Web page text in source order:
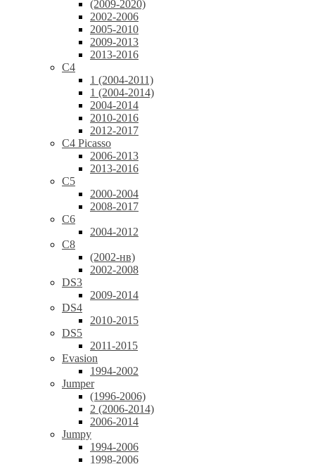
(2009-2020)
2002-2006
2005-2010
2009-2013
2013-2016
C4
1 (2004-2011)
1 (2004-2014)
2004-2014
2010-2016
2012-2017
C4 Picasso
2006-2013
2013-2016
C5
2000-2004
2008-2017
C6
2004-2012
C8
(2002-нв)
2002-2008
DS3
2009-2014
DS4
2010-2015
DS5
2011-2015
Evasion
1994-2002
Jumper
(1996-2006)
2 (2006-2014)
2006-2014
Jumpy
1994-2006
1998-2006